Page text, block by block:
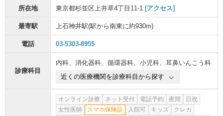
所在地 東京都杉並区上井草4丁目11-1 [アクセス]
最寄駅 上石神井駅(駅から南東に約930m)
電話 03-5303-8955
診療科目
内科、 消化器科、 循環器科、 小児科、 耳鼻いんこう科
近くの医療機関を診療科目から探す
オンライン診療 ネット受付 電話予約 夜間
日祝
女性医師
スマホ保険証 入院可 キッズ
クレカ